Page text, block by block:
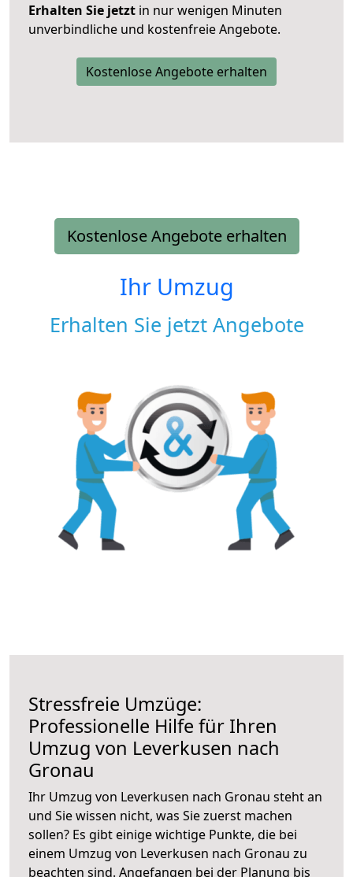
Erhalten Sie jetzt in nur wenigen Minuten
unverbindliche und kostenfreie Angebote.
Kostenlose Angebote erhalten
Kostenlose Angebote erhalten
Ihr Umzug
Erhalten Sie jetzt Angebote
Stressfreie Umzüge:
Professionelle Hilfe für Ihren
Umzug von Leverkusen nach
Gronau
Ihr Umzug von Leverkusen nach Gronau steht an
und Sie wissen nicht, was Sie zuerst machen
sollen? Es gibt einige wichtige Punkte, die bei
einem Umzug von Leverkusen nach Gronau zu
beachten sind. Angefangen bei der Planung bis